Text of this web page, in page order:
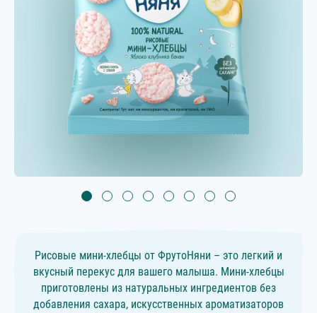
Рисовые мини-хлебцы от ФрутоНяни – это легкий и
вкусный перекус для вашего малыша. Мини-хлебцы
приготовлены из натуральных ингредиентов без
добавления сахара, искусственных ароматизаторов